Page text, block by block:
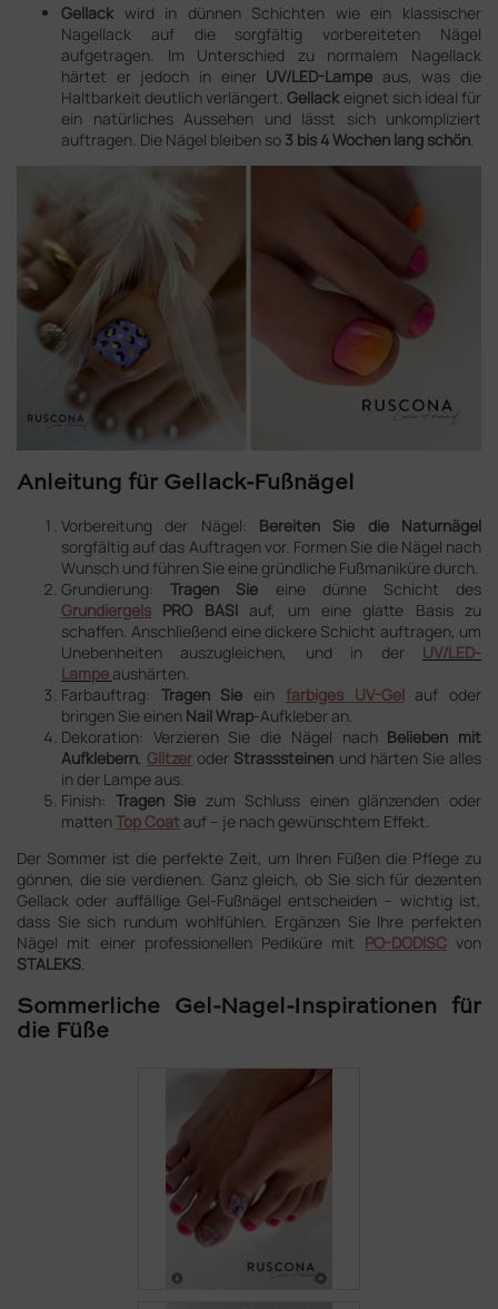
Gellack wird in dünnen Schichten wie ein klassischer
Nagellack auf die sorgfältig vorbereiteten Nägel
aufgetragen. Im Unterschied zu normalem Nagellack
härtet er jedoch in einer UV/LED-Lampe aus, was die
Haltbarkeit deutlich verlängert.Gellack eignet sich ideal für
ein natürliches Aussehen und lässt sich unkompliziert
auftragen. Die Nägel bleiben so 3 bis 4 Wochen lang schön
Anleitung für Gellack-Fußnägel
Vorbereitung der Nägel: Bereiten Sie die Naturnägel
sorgfältig auf das Auftragen vor. Formen Sie die Nägel nach
Wunsch und führen Sie eine gründliche Fußmaniküre durch.
Grundierung:Tragen Sie eine dünne Schicht des
Grundiergels PRO BASIauf, um eine glatte Basis zu
schaffen. Anschließend eine dickere Schicht auftragen, um
Unebenheiten auszugleichen, und in der UV/LED-
Lampe aushärten.
Farbauftrag: Tragen Sie ein farbiges UV-Gelauf oder
bringen Sie einen Nail Wrap-Aufkleber an.
Dekoration: Verzieren Sie die Nägel nach Belieben mit
Aufklebern, Glitzer oder Strasssteinen und härten Sie alles
in der Lampe aus.
Finish: Tragen Sie zum Schluss einen glänzenden oder
mattenTop Coat auf – je nach gewünschtem Effekt.
Der Sommer ist die perfekte Zeit, um Ihren Füßen die Pflege zu
gönnen, die sie verdienen. Ganz gleich, ob Sie sich für dezenten
Gellack oder auffällige Gel-Fußnägel entscheiden – wichtig ist,
dass Sie sich rundum wohlfühlen. Ergänzen Sie Ihre perfekten
Nägel mit einer professionellen Pediküre mit PO-DODISCvon
STALEKS.
Sommerliche Gel-Nagel-Inspirationen für
die Füße